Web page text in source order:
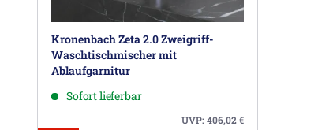
Kronenbach Zeta 2.0 Zweigriff-
Waschtischmischer mit
Ablaufgarnitur
Sofort lieferbar
UVP:406,02€